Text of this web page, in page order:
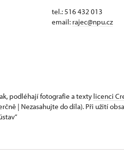
tel.: 516 432 013
email: rajec@npu.cz
podléhají fotografie a texty licenci
| Nezasahujte do díla). Při užití